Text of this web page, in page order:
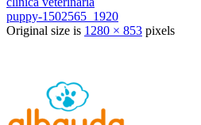
puppy-1502565_1920
Original size is 1280 × 853 pixels